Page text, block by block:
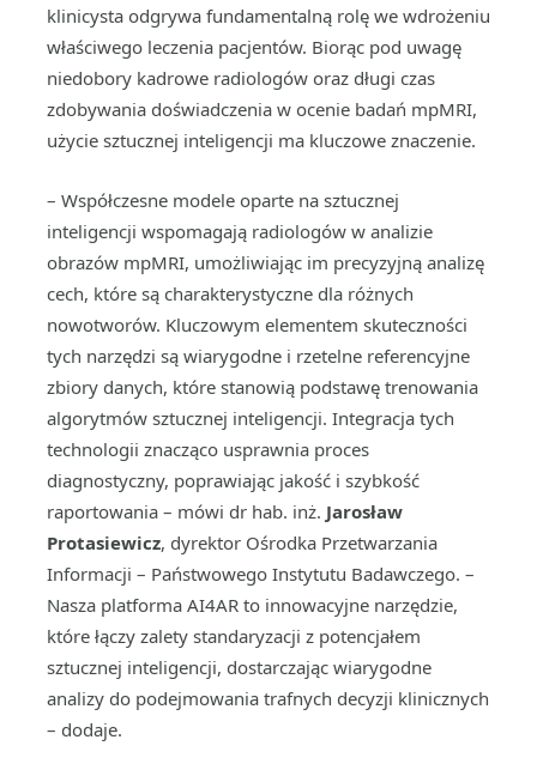
klinicysta odgrywa fundamentalną rolę we wdrożeniu
właściwego leczenia pacjentów. Biorąc pod uwagę
niedobory kadrowe radiologów oraz długi czas
zdobywania doświadczenia w ocenie badań mpMRI,
użycie sztucznej inteligencji ma kluczowe znaczenie.
– Współczesne modele oparte na sztucznej
inteligencji wspomagają radiologów w analizie
obrazów mpMRI, umożliwiając im precyzyjną analizę
cech, które są charakterystyczne dla różnych
nowotworów. Kluczowym elementem skuteczności
tych narzędzi są wiarygodne i rzetelne referencyjne
zbiory danych, które stanowią podstawę trenowania
algorytmów sztucznej inteligencji. Integracja tych
technologii znacząco usprawnia proces
diagnostyczny, poprawiając jakość i szybkość
raportowania – mówi dr hab. inż. Jarosław
Protasiewicz, dyrektor Ośrodka Przetwarzania
Informacji – Państwowego Instytutu Badawczego. –
Nasza platforma AI4AR to innowacyjne narzędzie,
które łączy zalety standaryzacji z potencjałem
sztucznej inteligencji, dostarczając wiarygodne
analizy do podejmowania trafnych decyzji klinicznych
– dodaje.